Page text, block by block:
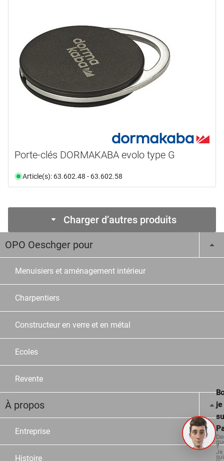
Porte-clés DORMAKABA evolo type G
Article(s): 63.602.48 - 63.602.58
Charger d’autres produits
OPO Oeschger pour
Menuisiers et aménagement intérieur
Charpentiers
Constructeur en verre et en métal
Ecoles
Revente
À propos
Entreprise
Histoire
je
?
Je